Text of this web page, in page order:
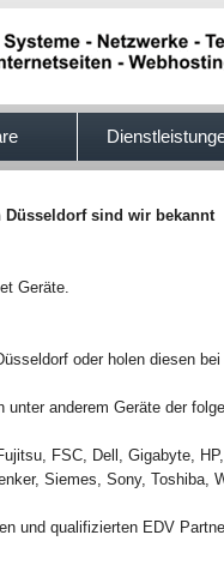
sind wir bekannt
Geräte.
oder holen diesen
unter anderem Geräte der
FSC, Dell, Gigabyte,
Siemes, Sony, Toshiba,
und qualifizierten EDV